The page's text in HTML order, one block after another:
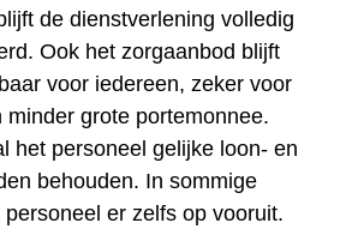
de dienstverlening volledig
Ook het zorgaanbod blijft
voor iedereen, zeker voor
minder grote portemonnee.
het personeel gelijke loon- en
behouden. In sommige
er zelfs op vooruit.